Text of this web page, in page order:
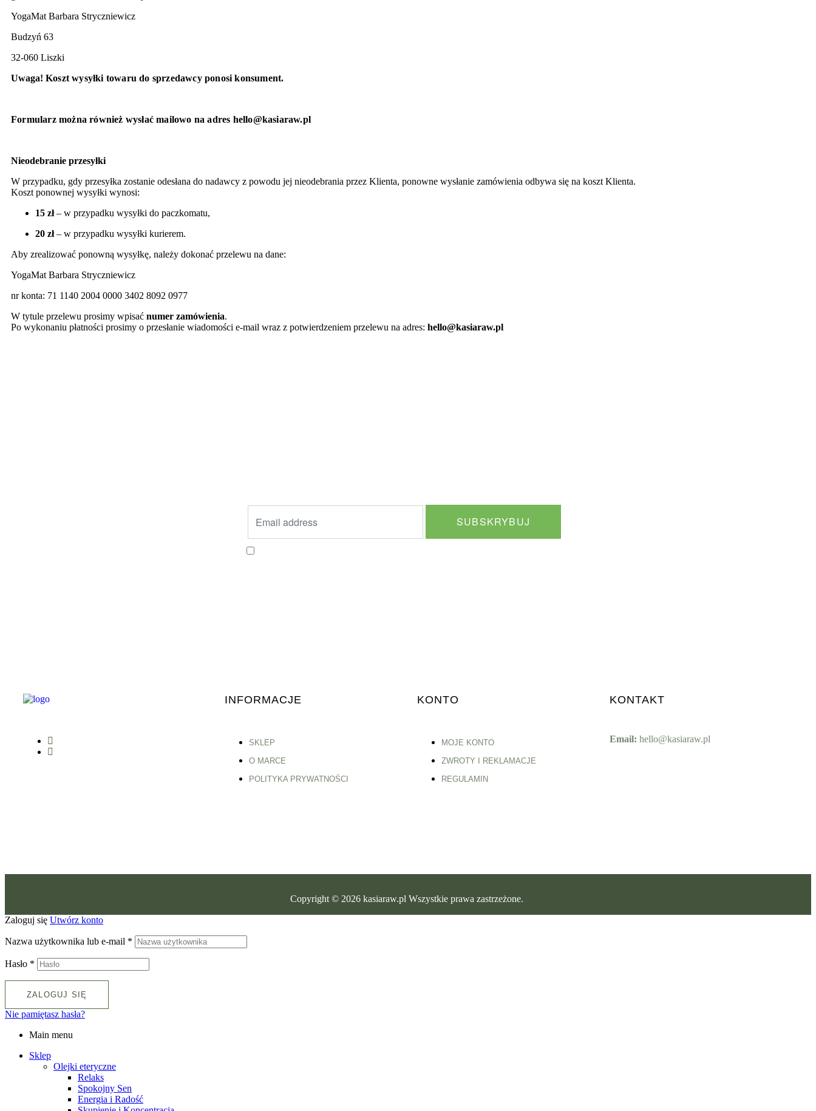
YogaMat Barbara Stryczniewicz
Budzyń 63
32-060 Liszki
Uwaga! Koszt wysyłki towaru do sprzedawcy ponosi konsument.
Formularz można również wysłać mailowo na adres hello@kasiaraw.pl
Nieodebranie przesyłki
W przypadku, gdy przesyłka zostanie odesłana do nadawcy z powodu jej nieodebrania przez Klienta, ponowne wysłanie zamówienia odbywa się na koszt Klienta.
Koszt ponownej wysyłki wynosi:
15 zł– w przypadku wysyłki do paczkomatu,
20 zł– w przypadku wysyłki kurierem.
Aby zrealizować ponowną wysyłkę, należy dokonać przelewu na dane:
YogaMat Barbara Stryczniewicz
nr konta: 71 1140 2004 0000 3402 8092 0977
W tytule przelewu prosimy wpisać numer zamówienia.
Po wykonaniu płatności prosimy o przesłanie wiadomości e-mail wraz z potwierdzeniem przelewu na adres: hello@kasiaraw.pl
INFORMACJE
SKLEP
O MARCE
POLITYKA PRYWATNOŚCI
KONTO
MOJE KONTO
ZWROTY I REKLAMACJE
REGULAMIN
KONTAKT
Email: hello@kasiaraw.pl
Copyright © 2026 kasiaraw.pl Wszystkie prawa zastrzeżone.
Zaloguj się Utwórz konto
Nazwa użytkownika lub e-mail *
Hasło *
ZALOGUJ SIĘ
Nie pamiętasz hasła?
Main menu
Sklep
Olejki eteryczne
Relaks
Spokojny Sen
Energia i Radość